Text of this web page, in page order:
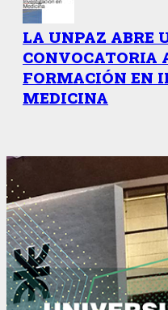
LA UNPAZ ABRE
CONVOCATORIA
FORMACIÓN EN
MEDICINA